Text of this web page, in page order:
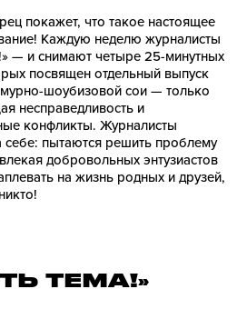
покажет, что такое настоящее
Каждую неделю журналисты
— и снимают четыре 25-минутных
посвящен отдельный выпуск
шоубизовой сои — только
несправедливость и
конфликты. Журналисты
себе: пытаются решить проблему
добровольных энтузиастов
на жизнь родных и друзей,
ТЕМА!»